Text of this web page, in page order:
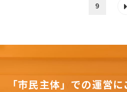
9
「市民主体」での運営